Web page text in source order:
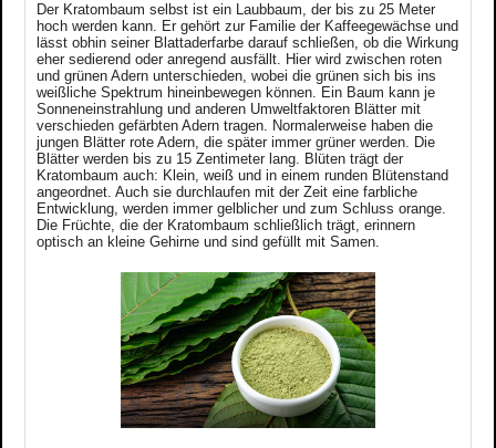
Der Kratombaum selbst ist ein Laubbaum, der bis zu 25 Meter
hoch werden kann. Er gehört zur Familie der Kaffeegewächse und
lässt obhin seiner Blattaderfarbe darauf schließen, ob die Wirkung
eher sedierend oder anregend ausfällt. Hier wird zwischen roten
und grünen Adern unterschieden, wobei die grünen sich bis ins
weißliche Spektrum hineinbewegen können. Ein Baum kann je
Sonneneinstrahlung und anderen Umweltfaktoren Blätter mit
verschieden gefärbten Adern tragen. Normalerweise haben die
jungen Blätter rote Adern, die später immer grüner werden. Die
Blätter werden bis zu 15 Zentimeter lang. Blüten trägt der
Kratombaum auch: Klein, weiß und in einem runden Blütenstand
angeordnet. Auch sie durchlaufen mit der Zeit eine farbliche
Entwicklung, werden immer gelblicher und zum Schluss orange.
Die Früchte, die der Kratombaum schließlich trägt, erinnern
optisch an kleine Gehirne und sind gefüllt mit Samen.